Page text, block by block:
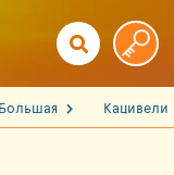
Кацивели